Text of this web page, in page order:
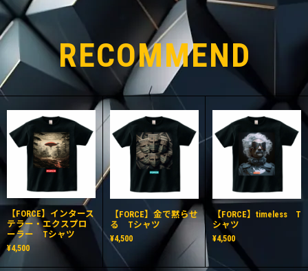
RECOMMEND
【FORCE】インタース
テラー・エクスプロ
ーラー Tシャツ
¥4,500
【FORCE】金で黙らせ
る Tシャツ
¥4,500
【FORCE】timeless T
シャツ
¥4,500